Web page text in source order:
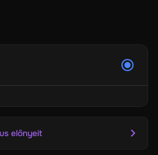
előnyeit